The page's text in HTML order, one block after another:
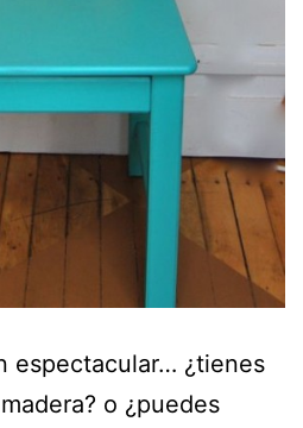
espectacular… ¿tienes
o ¿puedes